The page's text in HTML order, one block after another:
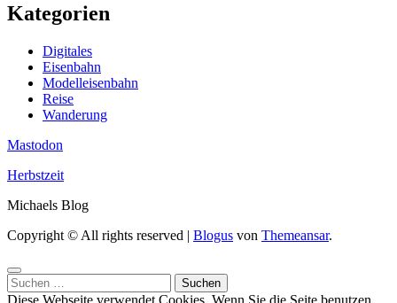
Kategorien
Digitales
Eisenbahn
Modelleisenbahn
Reise
Wanderung
Mastodon
Herbstzeit
Michaels Blog
Copyright © All rights reserved | Blogus von Themeansar.
Suchen
nach:
Diese Webseite verwendet Cookies. Wenn Sie die Seite benutzen,